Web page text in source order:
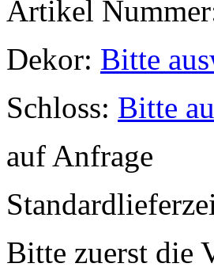
Artikel
Dekor: Bitte
Schloss: Bitte
auf Anfrage
Bitte zuerst die